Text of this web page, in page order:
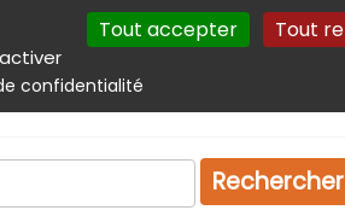
Tout accepter Tout
confidentialité
Autres services Plan du site
Emploi Droit
Rechercher